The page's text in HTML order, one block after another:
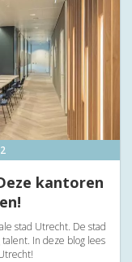
kantoren
stad Utrecht. De stad
In deze blog lees